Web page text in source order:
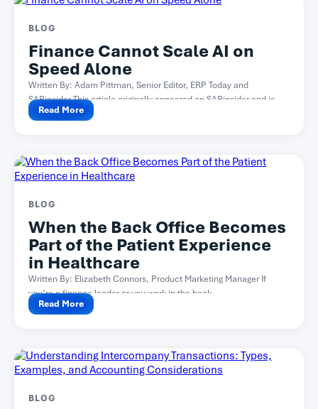
BLOG
Finance Cannot Scale AI on
Speed Alone
Written By: Adam Pittman, Senior Editor, ERP Today and
SAPinsider This article originally appeared on SAPinsider and is...
Read More
BLOG
When the Back Office Becomes
Part of the Patient Experience
in Healthcare
Written By: Elizabeth Connors, Product Marketing Manager If
you’re a finance leader or you work in the back...
Read More
BLOG